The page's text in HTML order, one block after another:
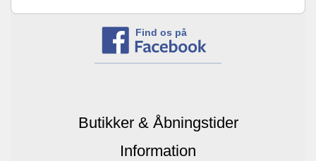
Find os på
Butikker & Åbningstider
Information